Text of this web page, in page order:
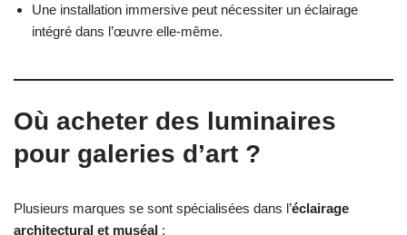
Une installation immersive peut nécessiter un éclairage
intégré dans l’œuvre elle-même.
Où acheter des luminaires
pour galeries d’art ?
Plusieurs marques se sont spécialisées dans l’éclairage
architectural et muséal :